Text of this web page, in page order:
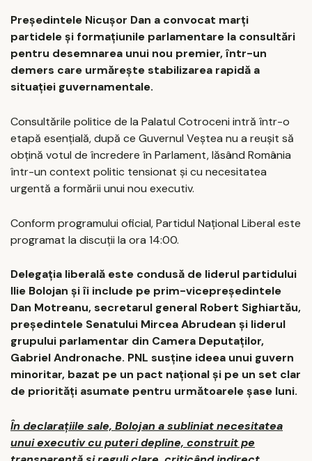
Președintele Nicușor Dan a convocat marți
partidele și formațiunile parlamentare la consultări
pentru desemnarea unui nou premier, într-un
demers care urmărește stabilizarea rapidă a
situației guvernamentale.
Consultările politice de la Palatul Cotroceni intră într-o
etapă esențială, după ce Guvernul Veștea nu a reușit să
obțină votul de încredere în Parlament, lăsând România
într-un context politic tensionat și cu necesitatea
urgentă a formării unui nou executiv.
Conform programului oficial, Partidul Național Liberal este
programat la discuții la ora 14:00.
Delegația liberală este condusă de liderul partidului
Ilie Bolojan și îi include pe prim-vicepreședintele
Dan Motreanu, secretarul general Robert Sighiartău,
președintele Senatului Mircea Abrudean și liderul
grupului parlamentar din Camera Deputaților,
Gabriel Andronache. PNL susține ideea unui guvern
minoritar, bazat pe un pact național și pe un set clar
de priorități asumate pentru următoarele șase luni.
În declarațiile sale, Bolojan a subliniat necesitatea
unui executiv cu puteri depline, construit pe